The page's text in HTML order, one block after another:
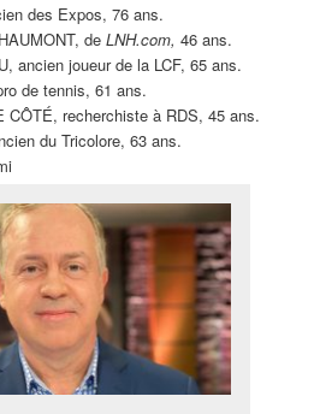
des Expos, 76 ans.
de LNH.com, 46 ans.
ancien joueur de la LCF, 65 ans.
de tennis, 61 ans.
CÔTÉ, recherchiste à RDS, 45 ans.
du Tricolore, 63 ans.